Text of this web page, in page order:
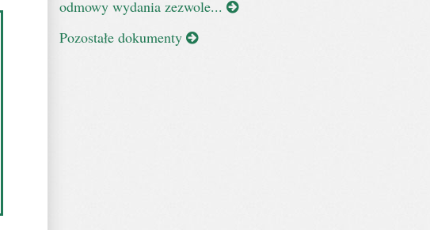
odmowy wydania zezwole...
Pozostałe dokumenty